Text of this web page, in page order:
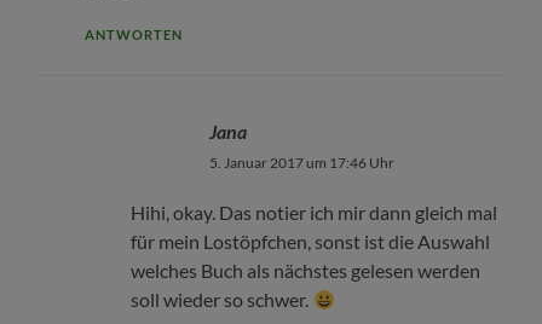
ANTWORTEN
Jana
5. Januar 2017 um 17:46 Uhr
Hihi, okay. Das notier ich mir dann gleich mal
für mein Lostöpfchen, sonst ist die Auswahl
welches Buch als nächstes gelesen werden
soll wieder so schwer.